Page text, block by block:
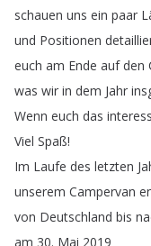
schauen uns ein paar
und Positionen
euch am Ende auf den
was wir in dem Jahr
Wenn euch das
Viel Spaß!
Im Laufe des letzten
unserem Campervan
von Deutschland bis
am 30. Mai 2019